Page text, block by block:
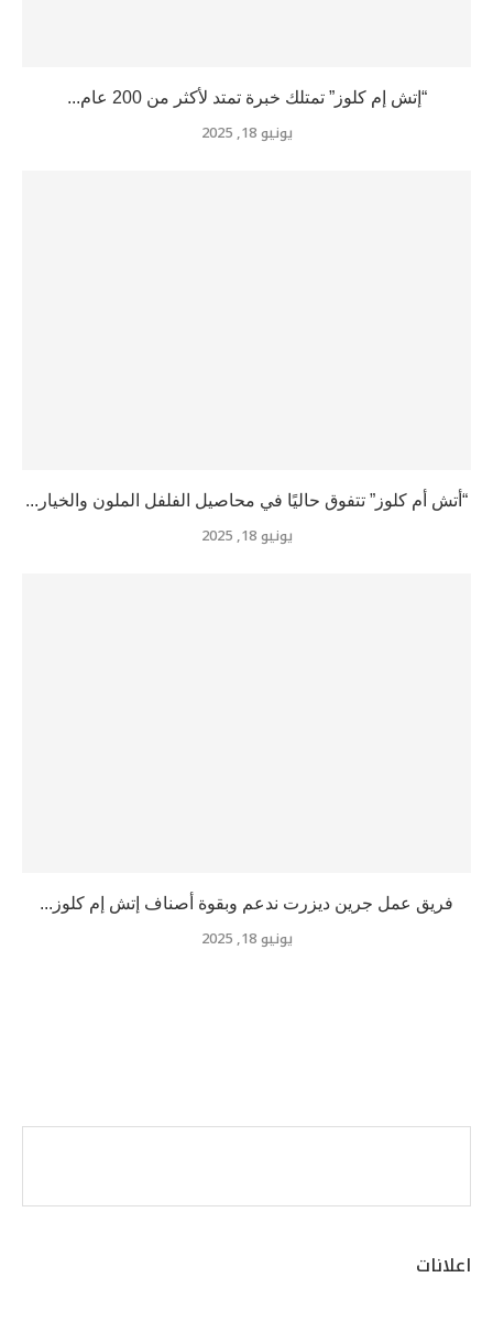
“إتش إم كلوز” تمتلك خبرة تمتد لأكثر من 200 عام...
يونيو 18, 2025
“أتش أم كلوز” تتفوق حاليًا في محاصيل الفلفل الملون والخيار...
يونيو 18, 2025
فريق عمل جرين ديزرت ندعم وبقوة أصناف إتش إم كلوز...
يونيو 18, 2025
اعلانات